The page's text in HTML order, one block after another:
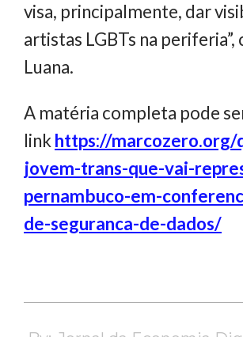
visa, principalmente, dar
artistas LGBTs na periferia”,
Luana.
A matéria completa pode
linkhttps://marcozero.org/
jovem-trans-que-vai-
pernambuco-em-
de-seguranca-de-dados/